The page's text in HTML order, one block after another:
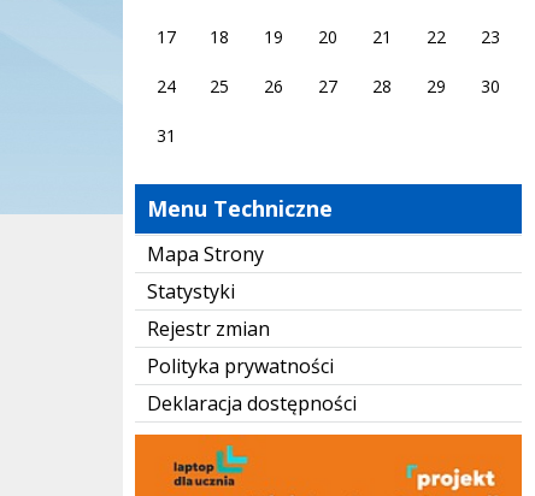
17 18 19 20 21 22 23
24 25 26 27 28 29 30
31
Menu Techniczne
Mapa Strony
Statystyki
Rejestr zmian
Polityka prywatności
Deklaracja dostępności